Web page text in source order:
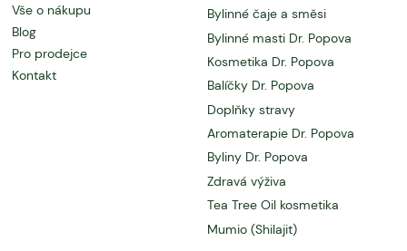
Vše o nákupu
Blog
Pro prodejce
Kontakt
Bylinné čaje a směsi
Bylinné masti Dr. Popova
Kosmetika Dr. Popova
Balíčky Dr. Popova
Doplňky stravy
Aromaterapie Dr. Popova
Byliny Dr. Popova
Zdravá výživa
Tea Tree Oil kosmetika
Mumio (Shilajit)